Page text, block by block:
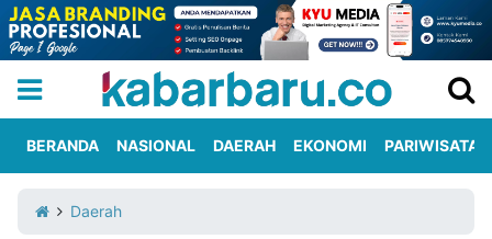
Iklan
Berita
Kami
BERANDA NASIONAL DAERAH EKONOMI PARIWISATA
Daerah